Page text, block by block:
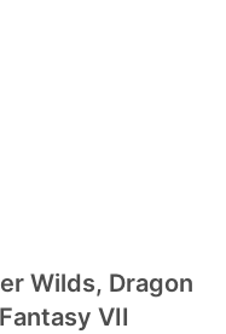
Wilds, Dragon
VII